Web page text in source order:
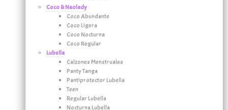
Coco & Naolady
Coco Abundante
Coco Ligera
Coco Nocturna
Coco Regular
Lubella
Calzones Menstruales
Panty Tanga
Pantiprotector Lubella
Teen
Regular Lubella
Nocturna Lubella